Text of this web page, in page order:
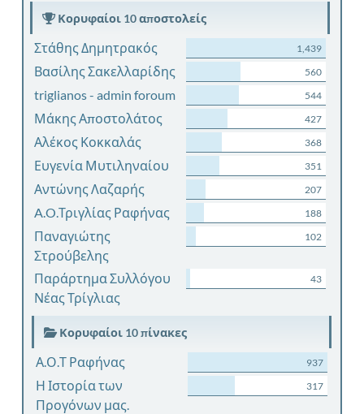
Κορυφαίοι 10 αποστολείς
Στάθης Δημητρακός 1,439
Βασίλης Σακελλαρίδης 560
triglianos - admin foroum 544
Μάκης Αποστολάτος 427
Αλέκος Κοκκαλάς 368
Ευγενία Μυτιληναίου 351
Αντώνης Λαζαρής 207
A.O.Τριγλίας Ραφήνας 188
Παναγιώτης
Στρούβελης
102
Παράρτημα Συλλόγου
Νέας Τρίγλιας
43
Κορυφαίοι 10 πίνακες
Α.Ο.Τ Ραφήνας 937
Η Ιστορία των
Προγόνων μας.
317